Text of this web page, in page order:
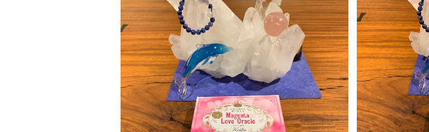
宇宙の恵みを愛に変える Keiko的 Magen
ta Love Oracle
¥2,484